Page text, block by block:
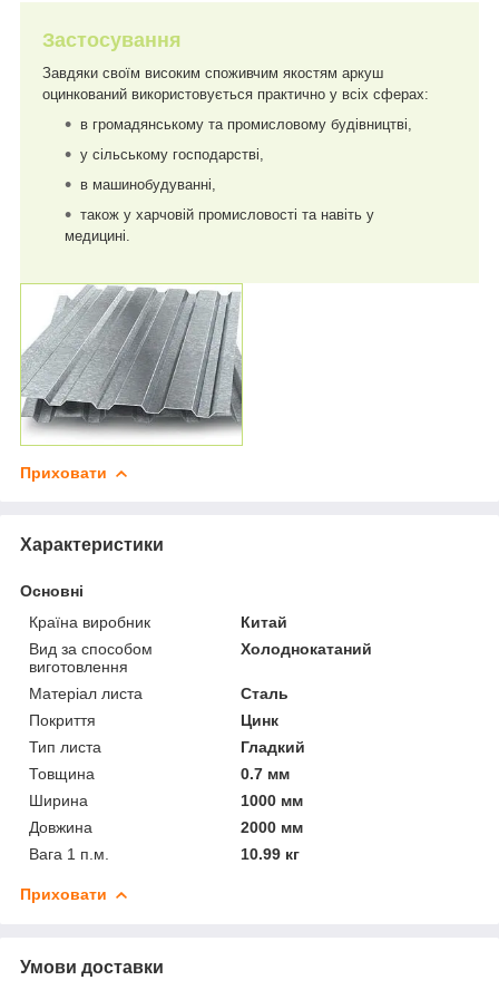
Застосування
Завдяки своїм високим споживчим якостям аркуш
оцинкований використовується практично у всіх сферах:
в громадянському та промисловому будівництві,
у сільському господарстві,
в машинобудуванні,
також у харчовій промисловості та навіть у
медицині.
Приховати
Характеристики
Основні
Країна виробник
Китай
Вид за способом
виготовлення
Холоднокатаний
Матеріал листа
Сталь
Покриття
Цинк
Тип листа
Гладкий
Товщина
0.7 мм
Ширина
1000 мм
Довжина
2000 мм
Вага 1 п.м.
10.99 кг
Приховати
Умови доставки